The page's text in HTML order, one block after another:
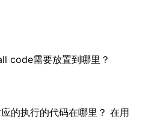
code需要放置到哪里？
的执行的代码在哪里？ 在用